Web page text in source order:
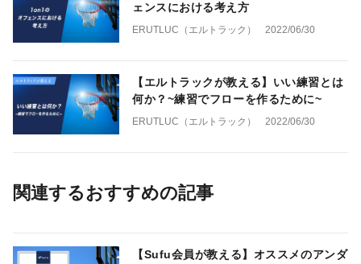
ェンスにおける考え方
ERUTLUC（エルトラック） 2022/06/30
【エルトラックが教える】いい練習とは
何か？~練習でフローを作るために~
ERUTLUC（エルトラック） 2022/06/30
関連するおすすめの記事
【Sufu会員が教える】オススメのアンダ